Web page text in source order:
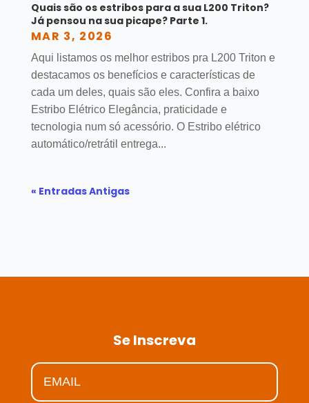
Quais são os estribos para a sua L200 Triton?
Já pensou na sua picape? Parte 1.
MAR 3, 2026
Aqui listamos os melhor estribos pra L200 Triton e
destacamos os benefícios e características de
cada um deles, quais são eles. Confira a baixo
Estribo Elétrico Elegância, praticidade e
tecnologia num só acessório. O Estribo elétrico
automático/retrátil entrega...
« Entradas Antigas
Se Inscreva